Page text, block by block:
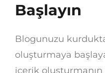
Başlayın
Blogunuzu
oluşturmaya
içerik oluşturmanın